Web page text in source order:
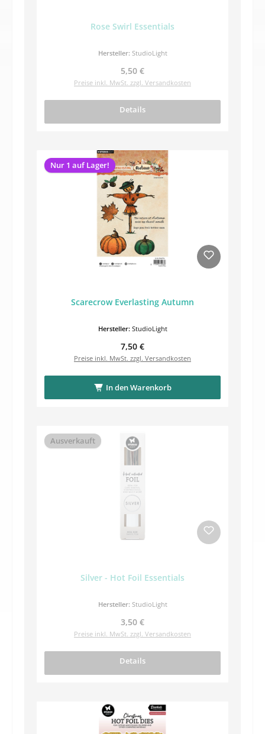
Rose Swirl Essentials
Hersteller: StudioLight
Regulärer Preis:
5,50 €
Preise inkl. MwSt. zzgl. Versandkosten
Details
Nur 1 auf Lager!
Scarecrow Everlasting Autumn
Hersteller: StudioLight
Regulärer Preis:
7,50 €
Preise inkl. MwSt. zzgl. Versandkosten
In den Warenkorb
Ausverkauft
Silver - Hot Foil Essentials
Hersteller: StudioLight
Regulärer Preis:
3,50 €
Preise inkl. MwSt. zzgl. Versandkosten
Details